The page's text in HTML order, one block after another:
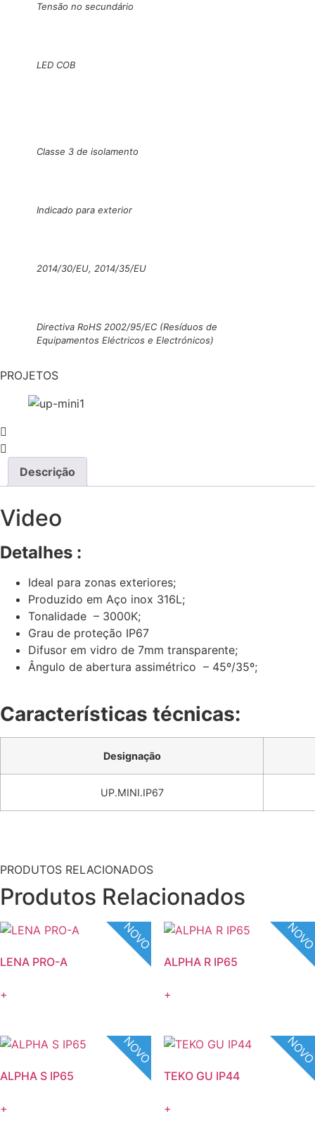
Tensão no secundário
LED COB
Classe 3 de isolamento
Indicado para exterior
2014/30/EU, 2014/35/EU
Directiva RoHS 2002/95/EC (Resíduos de
Equipamentos Eléctricos e Electrónicos)
PROJETOS
Descrição
Video
Detalhes :
Ideal para zonas exteriores;
Produzido em Aço inox 316L;
Tonalidade – 3000K;
Grau de proteção IP67
Difusor em vidro de 7mm transparente;
Ângulo de abertura assimétrico – 45º/35º;
Características técnicas:
Designação
UP.MINI.IP67
PRODUTOS RELACIONADOS
Produtos Relacionados
NOVO
LENA PRO-A
+
ALPHA R IP65
+
NOVO
ALPHA S IP65
+
TEKO GU IP44
+